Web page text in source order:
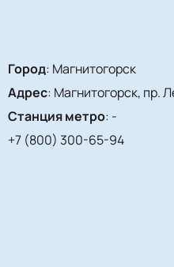
Город: Магнитогорск
Адрес: Магнитогорск, пр.
Станция метро: -
+7 (800) 300-65-94